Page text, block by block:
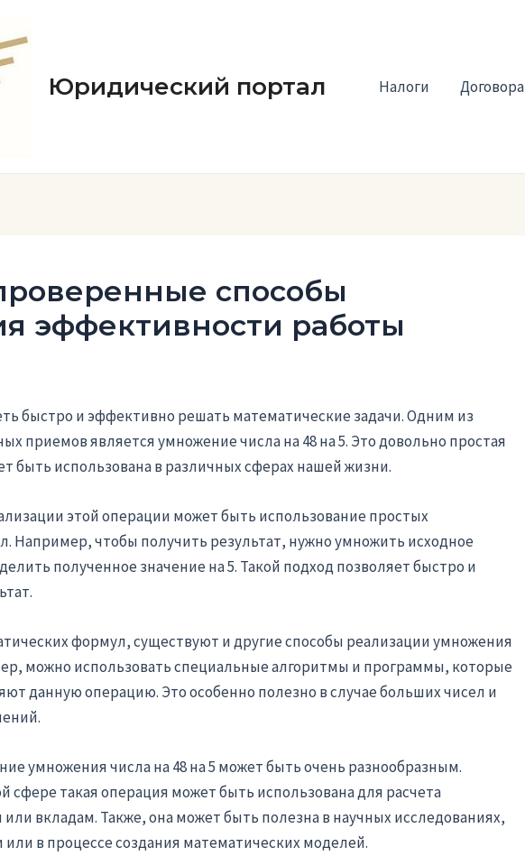
Юридический портал Налоги Договора
способы
эффективности работы
быстро и эффективно решать математические задачи. Одним из
приемов является умножение числа на 48 на 5. Это довольно простая
быть использована в различных сферах нашей жизни.
этой операции может быть использование простых
Например, чтобы получить результат, нужно умножить исходное
полученное значение на 5. Такой подход позволяет быстро и
формул, существуют и другие способы реализации умножения
можно использовать специальные алгоритмы и программы, которые
данную операцию. Это особенно полезно в случае больших чисел и
умножения числа на 48 на 5 может быть очень разнообразным.
сфере такая операция может быть использована для расчета
вкладам. Также, она может быть полезна в научных исследованиях,
или в процессе создания математических моделей.